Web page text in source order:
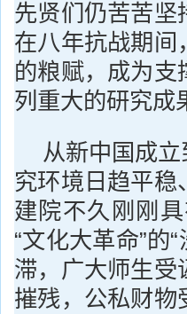
先贤们仍苦苦坚
在八年抗战期间
的粮赋，成为支
列重大的研究成
从新中国成
究环境日趋平稳
建院不久刚刚
“文化大革命”的
滞，广大师生受
摧残，公私财物